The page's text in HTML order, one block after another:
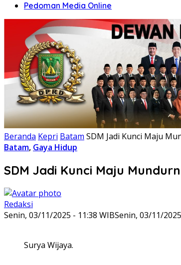
Pedoman Media Online
Beranda Kepri Batam SDM Jadi Kunci Maju
Batam, Gaya Hidup
SDM Jadi Kunci Maju
Redaksi
Senin, 03/11/2025 - 11:38 WIBSenin, 03/11/
Surya Wijaya.